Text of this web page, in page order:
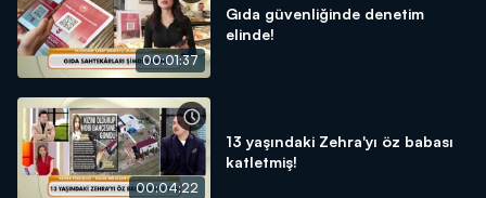
00:01:37
Gıda güvenliğinde denetim
elinde!
00:04:22
13 yaşındaki Zehra'yı öz babası
katletmiş!